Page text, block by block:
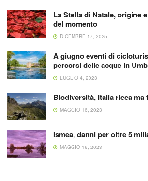
La Stella di Natale, origine
del momento
DICEMBRE 17, 2025
A giugno eventi di
percorsi delle acque in
LUGLIO 4, 2023
Biodiversità, Italia ricca ma
MAGGIO 16, 2023
Ismea, danni per oltre 5
MAGGIO 16, 2023